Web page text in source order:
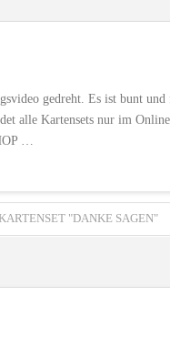
gedreht. Es ist bunt
alle Kartensets nur im
…
KARTENSET "DANKE SAGEN"